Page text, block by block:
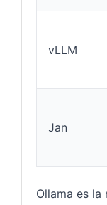
vLLM
Jan
Ollama es la